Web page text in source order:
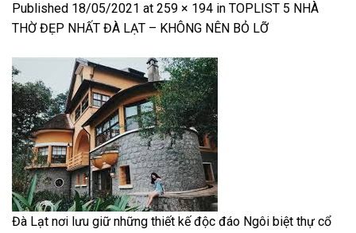
Published 18/05/2021 at 259 × 194 in TOPLIST 5 NHÀ
THỜ ĐẸP NHẤT ĐÀ LẠT – KHÔNG NÊN BỎ LỠ
Đà Lạt nơi lưu giữ những thiết kế độc đáo Ngôi biệt thự cổ